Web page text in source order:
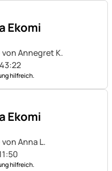
Ekomi
von Annegret K.
hilfreich.
Ekomi
von Anna L.
hilfreich.